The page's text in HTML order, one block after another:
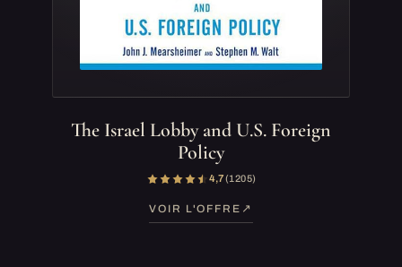
The Israel Lobby and U.S. Foreign
Policy
4,7(1 205)
VOIR L'OFFRE